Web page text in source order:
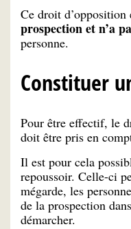
Ce droit d’opposition
prospection et n’a
personne.
Constituer
Pour être effectif, le
doit être pris en
Il est pour cela
repoussoir. Celle-ci
mégarde, les
de la prospection
démarcher.